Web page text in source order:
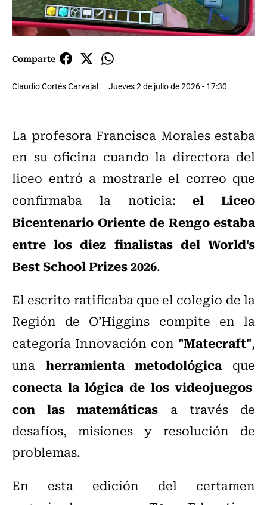
Comparte
Claudio Cortés Carvajal Jueves 2 de julio de 2026 - 17:30
La profesora Francisca Morales estaba
en su oficina cuando la directora del
liceo entró a mostrarle el correo que
confirmaba la noticia:el Liceo
Bicentenario Oriente de Rengo estaba
entre los diez finalistas del World's
Best School Prizes 2026.
El escrito ratificaba que el colegio de la
Región de O’Higgins compite en la
categoría Innovación con "Matecraft",
una herramienta metodológica que
conecta la lógica de los videojuegos
con las matemáticas a través de
desafíos, misiones y resolución de
problemas.
En esta edición del certamen